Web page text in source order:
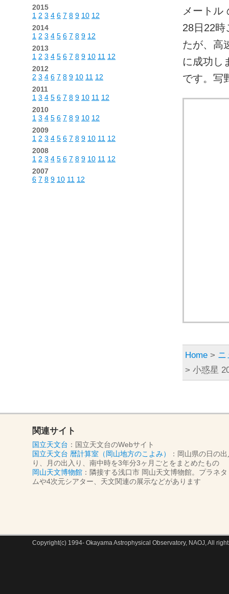
メートル
28日22時
たが、高
に成功し
です。写
Home > ニ
> 小惑星
2015
1 2 3 4 6 7 8 9 10 12
2014
1 2 3 4 5 6 7 8 9 12
2013
1 2 3 4 5 6 7 8 9 10 11 12
2012
2 3 4 6 7 8 9 10 11 12
2011
1 3 4 5 6 7 8 9 10 11 12
2010
1 3 4 5 6 7 8 9 10 12
2009
1 2 3 4 5 6 7 8 9 10 11 12
2008
1 2 3 4 5 6 7 8 9 10 11 12
2007
6 7 8 9 10 11 12
関連サイト
国立天文台 ：国立天文台のWebサイト
国立天文台 暦計算室（岡山地方のこよみ）
：岡山県の日の
り、月の出入り、南中時を3年分3ヶ月ごとをまとめたもの
岡山天文博物館 ：隣接する浅口市 岡山天文博物館。プラネタ
ムや4次元シアター、天文関連の展示などがあります
Copyright(c) 1994- Okayama Astrophysical Observatory, NAOJ, All